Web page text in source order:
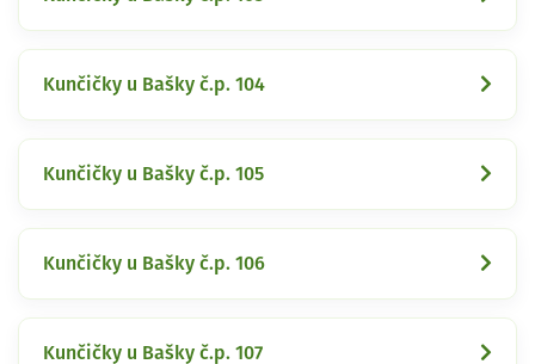
Kunčičky u Bašky č.p. 104
Kunčičky u Bašky č.p. 105
Kunčičky u Bašky č.p. 106
Kunčičky u Bašky č.p. 107